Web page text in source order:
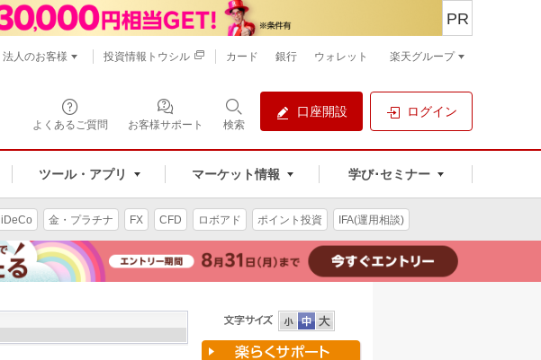
よくあるご質問 お客様サポート 検索
口座開設 ログイン
ツール・アプリ マーケット情報 学び･セミナー
PR
法人のお客様 投資情報トウシル カード 銀行 ウォレット 楽天グループ
iDeCo 金・プラチナ FX CFD ロボアド ポイント投資 IFA(運用相談)